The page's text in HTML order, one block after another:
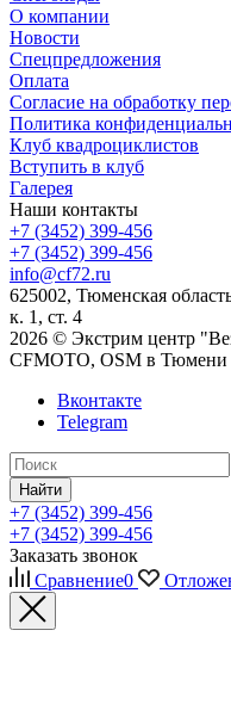
О компании
Новости
Спецпредложения
Оплата
Согласие на обработку
Политика
Клуб квадроциклистов
Вступить в клуб
Галерея
Наши контакты
+7 (3452) 399-456
+7 (3452) 399-456
info@cf72.ru
625002, Тюменская
к. 1, ст. 4
2026 © Экстрим центр
CFMOTO, OSM в Тюмени
Вконтакте
Telegram
Найти
+7 (3452) 399-456
+7 (3452) 399-456
Заказать звонок
Сравнение0